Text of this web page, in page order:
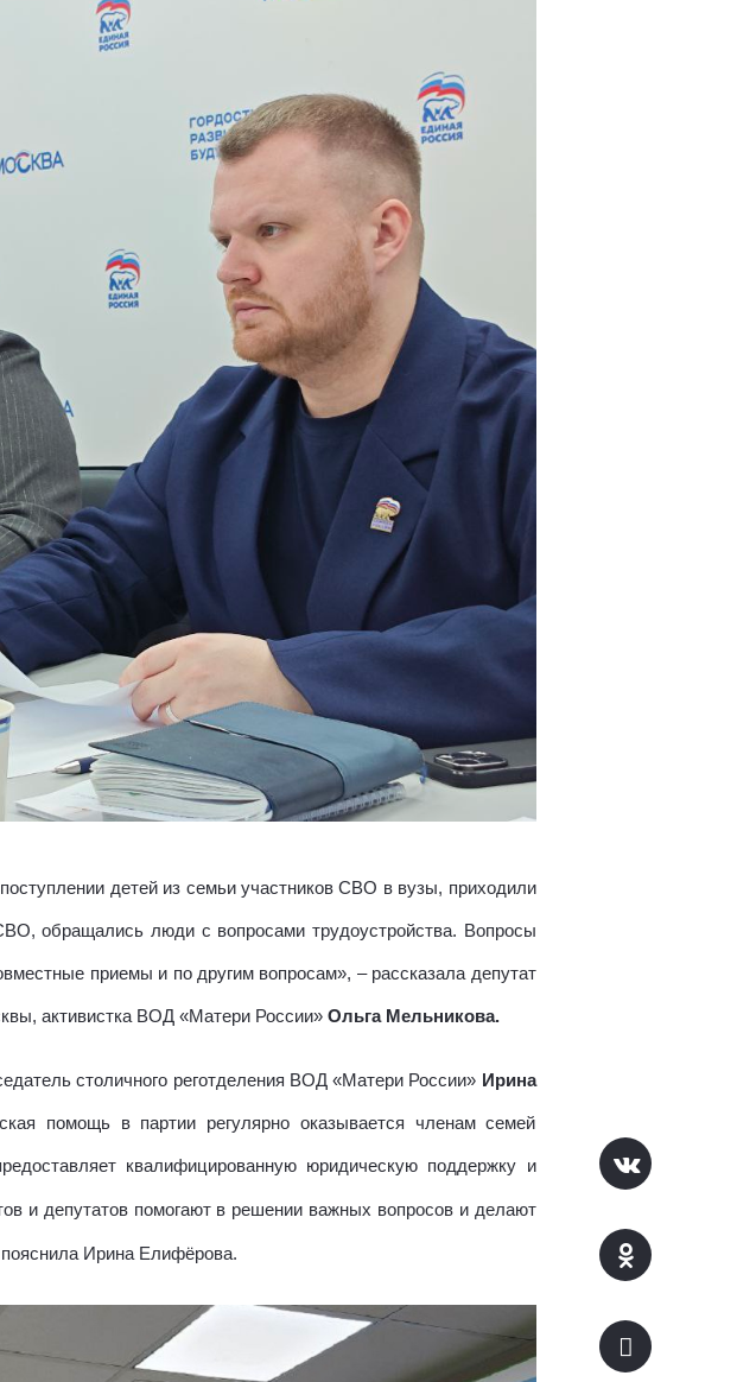
детей из семьи участников СВО в вузы, приходили
обращались люди с вопросами трудоустройства. Вопросы
приемы и по другим вопросам», – рассказала депутат
активистка ВОД «Матери России» Ольга Мельникова.
столичного реготделения ВОД «Матери России» Ирина
помощь в партии регулярно оказывается членам семей
квалифицированную юридическую поддержку и
и депутатов помогают в решении важных вопросов и делают
Ирина Елифёрова.